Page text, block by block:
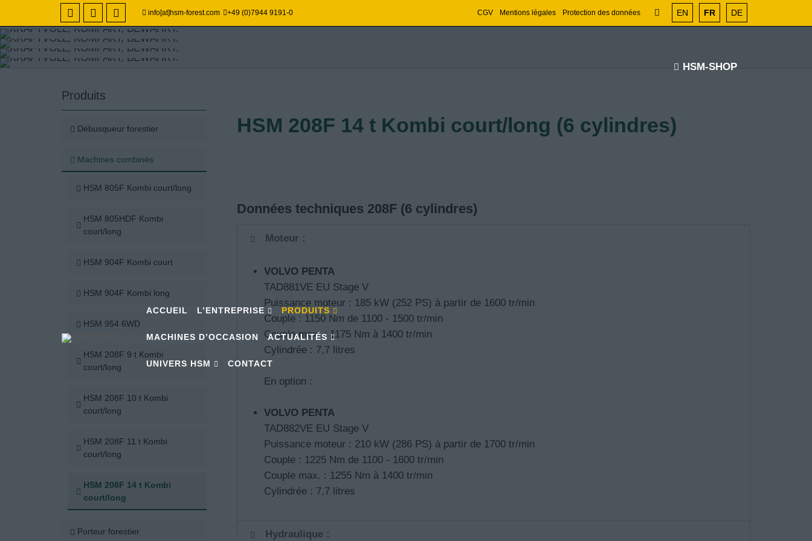
info[at]hsm-forest.com +49 (0)7944 9191-0 EN FR DE
CGV Mentions légales Protection des données
ACCUEIL L’ENTREPRISE PRODUITS
MACHINES D’OCCASION ACTUALITÉS
UNIVERS HSM CONTACT
HSM-SHOP
RENTABILITÉ –
PRODUCTIVITÉ –
PRÉSERVATION
DES SOLS.
Machines combinés HSM.
HSM 208F 14 t Kombi court/long (6 cylindres)
Données techniques 208F (6 cylindres)
Moteur :
VOLVO PENTA
TAD881VE EU Stage V
Puissance moteur : 185 kW (252 PS) à partir de 1600 tr/min
Couple : 1150 Nm de 1100 - 1500 tr/min
Couple max. : 1175 Nm à 1400 tr/min
Cylindrée : 7,7 litres
En option :
VOLVO PENTA
TAD882VE EU Stage V
Puissance moteur : 210 kW (286 PS) à partir de 1700 tr/min
Couple : 1225 Nm de 1100 - 1600 tr/min
Couple max. : 1255 Nm à 1400 tr/min
Cylindrée : 7,7 litres
Hydraulique :
Produits
Débusqueur forestier
Machines combinés
HSM 805F Kombi court/long
HSM 805HDF Kombi
court/long
HSM 904F Kombi court
HSM 904F Kombi long
HSM 954 6WD
HSM 208F 9 t Kombi
court/long
HSM 208F 10 t Kombi
court/long
HSM 208F 11 t Kombi
court/long
HSM 208F 14 t Kombi
court/long
Porteur forestier